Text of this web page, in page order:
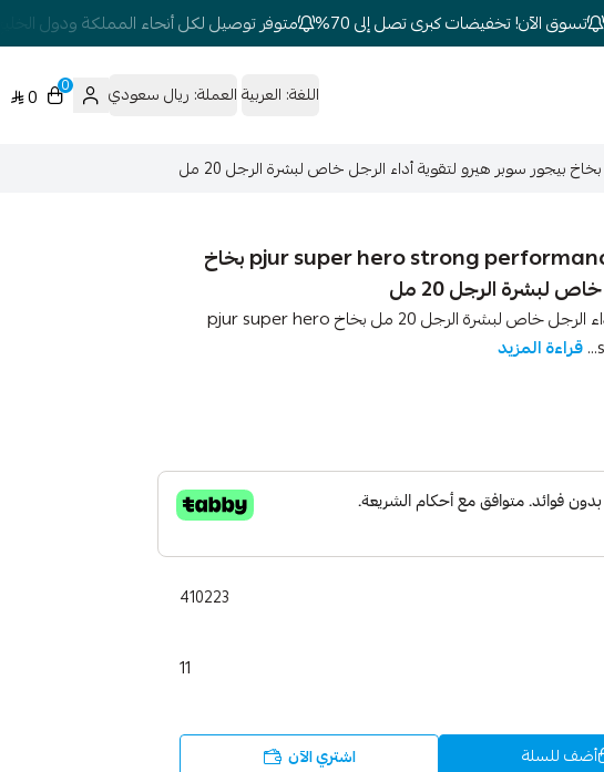
تسوق الآن! تخفيضات كبرى تصل إلى 70% متوفر توصيل لكل أنحاء المملكة ودول الخليج
اللغة: العربيةالعملة: ريال سعودي 0
0
pjur super hero strong performance spray with ginger extract بخاخ
لبشرة الرجل 20 مل
بيجور سبراي : بيور بخاخ سوبر هيرو لتقوية أداء الرجل خاص لبشرة الرجل 20 مل بخاخ pjur super hero
قراءة المزيد
410223
11
أضف للسلة اشتري الآن